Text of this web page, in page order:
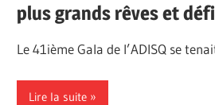
plus grands rêves et
Le 41ième Gala de l’ADISQ se
Lire la suite